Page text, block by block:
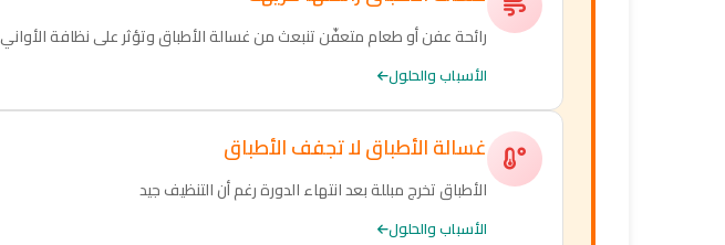
رائحة عفن أو طعام متعفّن تنبعث من غسالة الأطباق وتؤثر على نظافة الأواني
الأسباب والحلول
غسالة الأطباق لا تجفف الأطباق
الأطباق تخرج مبللة بعد انتهاء الدورة رغم أن التنظيف جيد
الأسباب والحلول